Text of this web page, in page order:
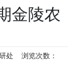
金陵农
处 浏览次数：